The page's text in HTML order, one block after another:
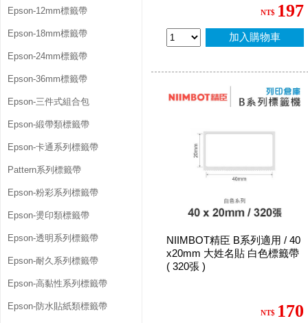
Epson-12mm標籤帶
Epson-18mm標籤帶
Epson-24mm標籤帶
Epson-36mm標籤帶
Epson-三件式組合包
Epson-緞帶類標籤帶
Epson-卡通系列標籤帶
Pattern系列標籤帶
Epson-粉彩系列標籤帶
Epson-燙印類標籤帶
Epson-透明系列標籤帶
Epson-耐久系列標籤帶
Epson-高黏性系列標籤帶
Epson-防水貼紙類標籤帶
NT$ 197
加入購物車
NIIMBOT精臣 B系列適用 / 40
x20mm 大姓名貼 白色標籤帶
( 320張 )
NT$ 170